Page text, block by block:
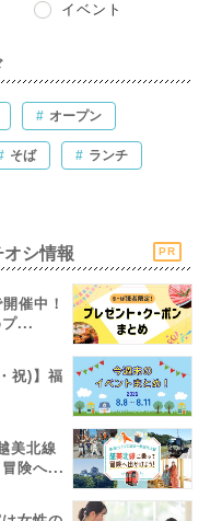
イベント
# オープン
そば # ランチ
シ情報 PR
催中！
プ...
祝)】福
美北線
冒険へ...